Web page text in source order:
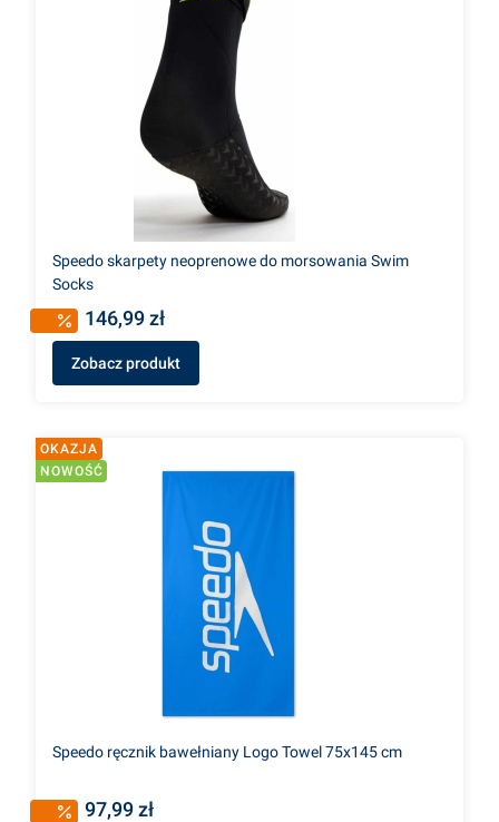
Speedo skarpety neoprenowe do morsowania Swim
Socks
146,99 zł
Zobacz produkt
OKAZJA
NOWOŚĆ
Speedo ręcznik bawełniany Logo Towel 75x145 cm
97,99 zł